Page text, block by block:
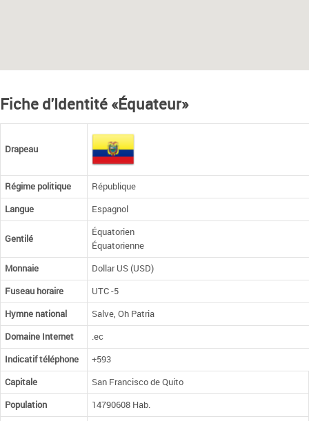
Fiche d'Identité «Équateur»
Drapeau
Régime politique
République
Langue
Espagnol
Gentilé
Équatorien
Équatorienne
Monnaie
Dollar US (USD)
Fuseau horaire
UTC -5
Hymne national
Salve, Oh Patria
Domaine Internet
.ec
Indicatif téléphone
+593
Capitale
San Francisco de Quito
Population
14790608 Hab.